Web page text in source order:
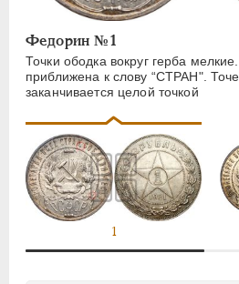
Федорин №1
Точки ободка вокруг герба
приближена к слову “СТРАН".
заканчивается целой точкой
1